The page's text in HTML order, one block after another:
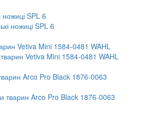
ножиці SPL 6
Vetiva Mini 1584-0481 WAHL
Arco Pro Black 1876-0063